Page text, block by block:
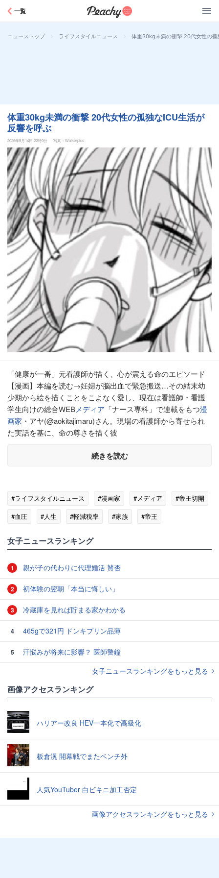
一覧
ニューストップ > ライフスタイルニュース > 体重30kg未満の衝撃 20代女性の
体重30kg未満の衝撃 20代女性の孤独なICU生活が
反響を呼ぶ
2026年5月14日 22時0分 写真：Walkerplus
「健康が一番」元看護師が描く、心が震える命のエピソード
【漫画】本編を読む→妊婦が脳出血で緊急搬送…その結末幼
少期から絵を描くことをこよなく愛し、現在は看護師・看護
学生向けの総合WEBメディア 「ナース専科」で連載をもつ漫
画家 ・アヤ(@aokitajimaru)さん。現場の看護師から寄せられ
た実話を基に、命の尊さを描く彼
続きを読む
#ライフスタイルニュース #漫画家 #メディア
#帝王切開
#血圧
#人生 #軽減税率 #家族 #帝王
女子ニュースランキング
1 親が子の代わりに代理婚活 賛否
2 初体験の翌朝「本当に悔しい」
3 冷蔵庫を見れば貯まる家かわかる
4 465gで321円 ドンキプリン品薄
5
汗悩みが将来に影響？ 医師警鐘
女子ニュースランキングをもっと見る
画像アクセスランキング
ハリアー改良 HEV一本化で高級化
板倉滉 開幕戦でまたベンチ外
人気YouTuber 白ビキニ加工否定
画像アクセスランキングをもっと見る